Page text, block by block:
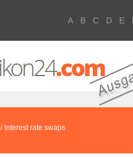
A B C D E
/ Interest rate swaps